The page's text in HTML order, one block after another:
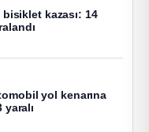
bisiklet kazası: 14
yol kenarına
yaralı